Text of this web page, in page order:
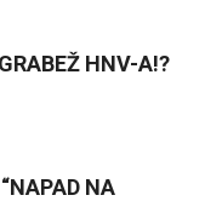
HNV-A!?
NA